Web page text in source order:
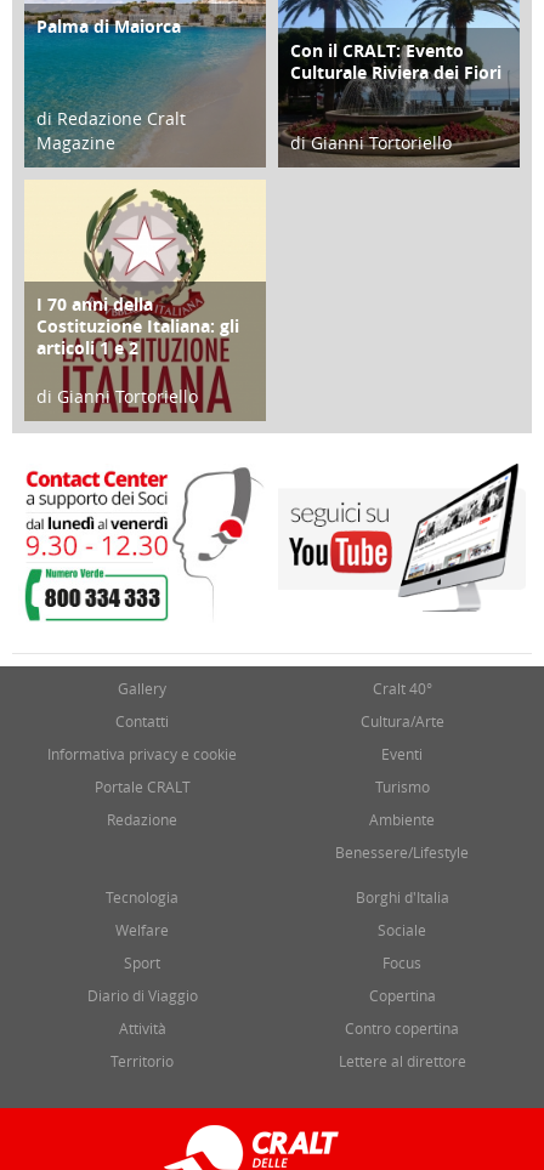
ATTIVITÀ
Palma di Maiorca
di Redazione Cralt
Magazine
25 Giugno 2016
ATTIVITÀ
Con il CRALT: Evento
Culturale Riviera dei Fiori
di Gianni Tortoriello
FOCUS
I 70 anni della
Costituzione Italiana: gli
articoli 1 e 2
di Gianni Tortoriello
17 Marzo 2018
Gallery
Contatti
Informativa privacy e cookie
Portale CRALT
Redazione
Cralt 40°
Cultura/Arte
Eventi
Turismo
Ambiente
Benessere/Lifestyle
Tecnologia
Welfare
Sport
Diario di Viaggio
Attività
Territorio
Borghi d'Italia
Sociale
Focus
Copertina
Contro copertina
Lettere al direttore